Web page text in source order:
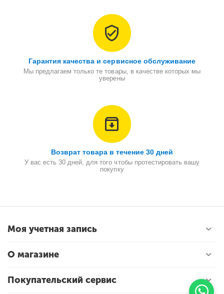
Гарантия качества и сервисное обслуживание
Мы предлагаем только те товары, в качестве которых мы
уверены
Возврат товара в течение 30 дней
У вас есть 30 дней, для того чтобы протестировать вашу
покупку
Моя учетная запись
О магазине
Покупательский сервис